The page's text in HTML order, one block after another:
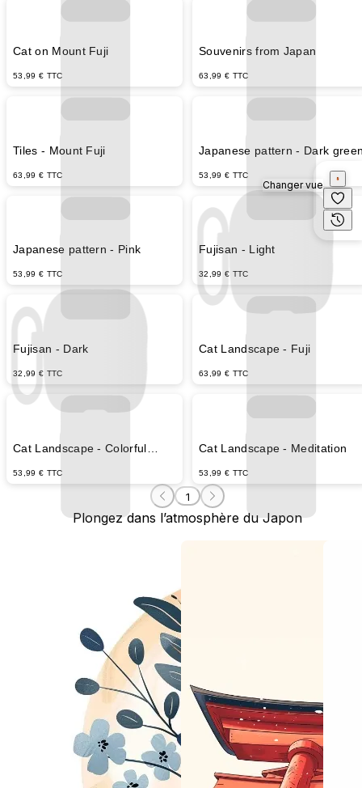
Cat on Mount Fuji
53,99 € TTC
Souvenirs from Japan
63,99 € TTC
Tiles - Mount Fuji
63,99 € TTC
Japanese pattern - Dark
53,99 € TTC
Japanese pattern - Pink
53,99 € TTC
Fujisan - Light
32,99 € TTC
Fujisan - Dark
32,99 € TTC
Cat Landscape - Fuji
63,99 € TTC
Cat Landscape - Colorful
53,99 € TTC
Cat Landscape - Meditation
53,99 € TTC
1
Plongez dans l’atmosphère du Japon
Changer vue